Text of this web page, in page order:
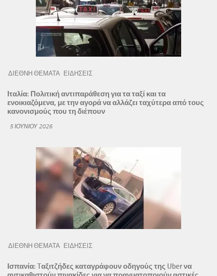
ΔΙΕΘΝΗ ΘΕΜΑΤΑ ΕΙΔΗΣΕΙΣ
Ιταλία: Πολιτική αντιπαράθεση για τα ταξί και τα
ενοικιαζόμενα, με την αγορά να αλλάζει ταχύτερα από τους
κανονισμούς που τη διέπουν
5 ΙΟΥΝΊΟΥ 2026
ΔΙΕΘΝΗ ΘΕΜΑΤΑ ΕΙΔΗΣΕΙΣ
Ισπανία: Tαξιτζήδες καταγράφουν οδηγούς της Uber να